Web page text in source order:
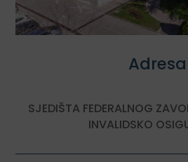
Adresa
SJEDIŠTA FEDERALNOG
INVALIDSKO